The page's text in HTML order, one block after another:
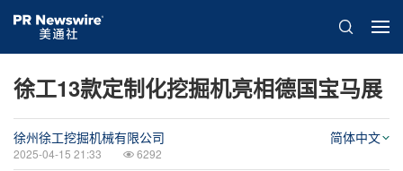
徐工13款定制化挖掘机亮相德国宝马展
徐州徐工挖掘机械有限公司
2025-04-15 21:33 6292
简体中文